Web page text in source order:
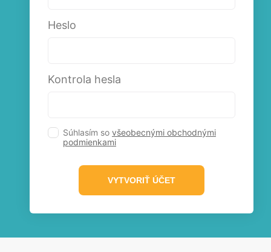
Heslo
Kontrola hesla
Súhlasím so všeobecnými obchodnými
podmienkami